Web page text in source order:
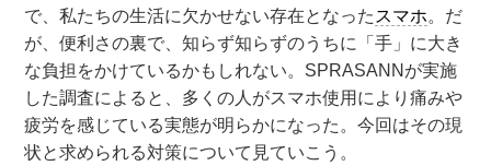
で、私たちの生活に欠かせない存在となった スマホ。だ
が、便利さの裏で、知らず知らずのうちに「手」に大き
な負担をかけているかもしれない。SPRASANNが実施
した調査によると、多くの人がスマホ使用により痛みや
疲労を感じている実態が明らかになった。今回はその現
状と求められる対策について見ていこう。